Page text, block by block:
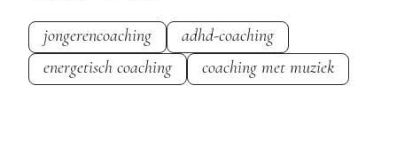
jongerencoaching
adhd-coaching
energetisch coaching
coaching met muziek